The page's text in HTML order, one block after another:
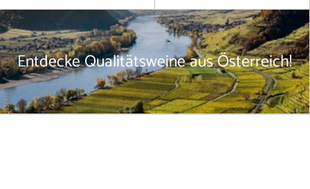
Entdecke Qualitätsweine aus Österreich!